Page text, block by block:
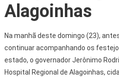
Alagoinhas
Na manhã deste domingo (23),
continuar acompanhando os
estado, o governador Jerônimo
Hospital Regional de Alagoinhas,